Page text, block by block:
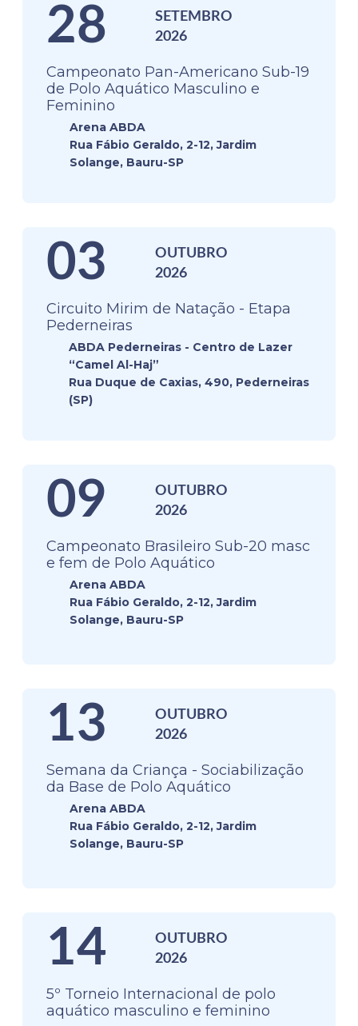
28
SETEMBRO
2026
Campeonato Pan-Americano Sub-19
de Polo Aquático Masculino e
Feminino
Arena ABDA
Rua Fábio Geraldo, 2-12, Jardim
Solange, Bauru-SP
03
OUTUBRO
2026
Circuito Mirim de Natação - Etapa
Pederneiras
ABDA Pederneiras - Centro de Lazer
“Camel Al-Haj”
Rua Duque de Caxias, 490, Pederneiras
(SP)
09
OUTUBRO
2026
Campeonato Brasileiro Sub-20 masc
e fem de Polo Aquático
Arena ABDA
Rua Fábio Geraldo, 2-12, Jardim
Solange, Bauru-SP
13
OUTUBRO
2026
Semana da Criança - Sociabilização
da Base de Polo Aquático
Arena ABDA
Rua Fábio Geraldo, 2-12, Jardim
Solange, Bauru-SP
14
OUTUBRO
2026
5º Torneio Internacional de polo
aquático masculino e feminino